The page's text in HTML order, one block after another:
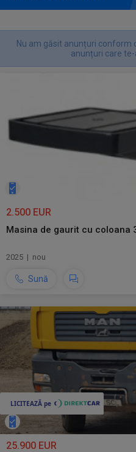
Nu am găsit anunțuri conform
anunțuri care
2.500 EUR
Masina de gaurit cu coloana
2025 | nou
Sună
25.900 EUR